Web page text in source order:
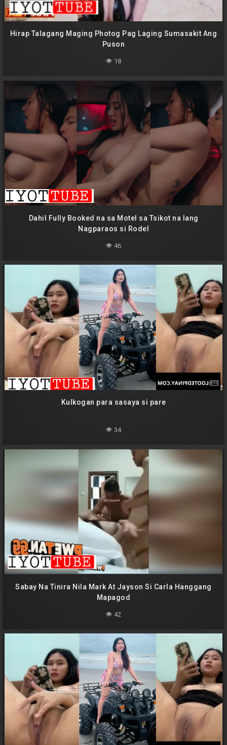
Hirap Talagang Maging Photog Pag Laging Sumasakit Ang
Puson
18
Dahil Fully Booked na sa Motel sa Tsikot na lang
Nagparaos si Rodel
46
Kulkogan para sasaya si pare
34
Sabay Na Tinira Nila Mark At Jayson Si Carla Hanggang
Mapagod
42